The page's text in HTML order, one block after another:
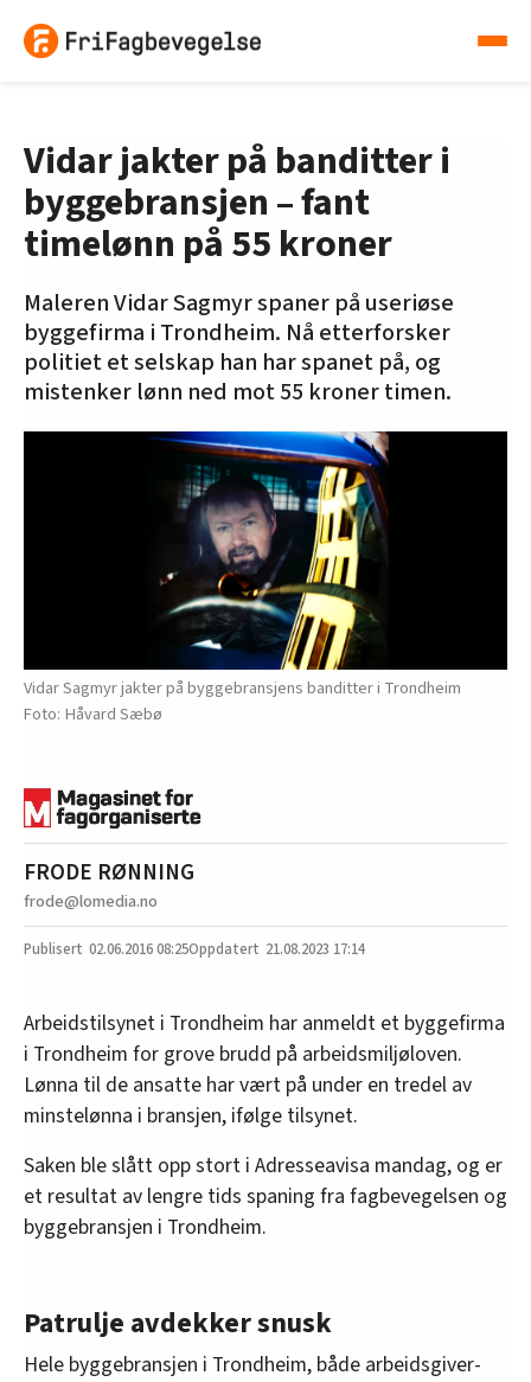
Vidar jakter på banditter i
byggebransjen – fant
timelønn på 55 kroner
Maleren Vidar Sagmyr spaner på useriøse
byggefirma i Trondheim. Nå etterforsker
politiet et selskap han har spanet på, og
mistenker lønn ned mot 55 kroner timen.
Vidar Sagmyr jakter på byggebransjens banditter i Trondheim
Håvard Sæbø
FRODE RØNNING
frode@lomedia.no
02.06.201608:25 21.08.2023 17:14
Arbeidstilsynet i Trondheim har anmeldt et byggefirma
i Trondheim for grove brudd på arbeidsmiljøloven.
Lønna til de ansatte har vært på under en tredel av
minstelønna i bransjen, ifølge tilsynet.
Saken ble slått opp stort i Adresseavisa mandag, og er
et resultat av lengre tids spaning fra fagbevegelsen og
byggebransjen i Trondheim.
Patrulje avdekker snusk
Hele byggebransjen i Trondheim, både arbeidsgiver-